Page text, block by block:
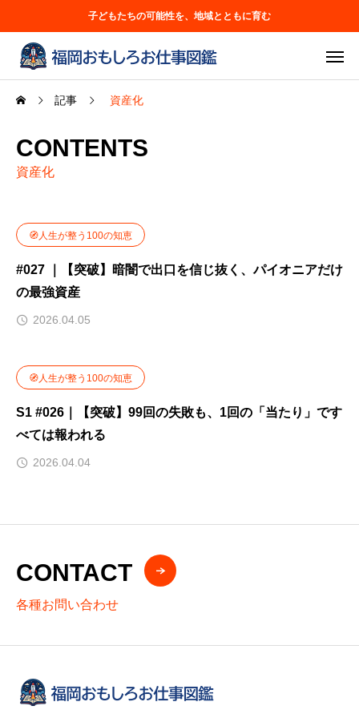
子どもたちの可能性を、地域とともに育む
記事 資産化
CONTENTS
資産化
🧭人生が整う100の知恵
#027 ｜【突破】暗闇で出口を信じ抜く、パイオニアだけ
の最強資産
2026.04.05
🧭人生が整う100の知恵
S1 #026｜【突破】99回の失敗も、1回の「当たり」です
べては報われる
2026.04.04
CONTACT
各種お問い合わせ